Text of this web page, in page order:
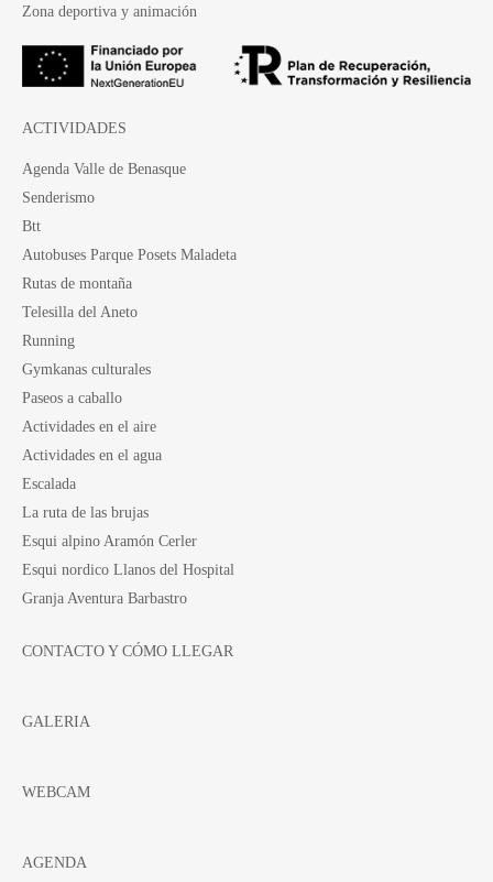
Zona deportiva y animación
ACTIVIDADES
Agenda Valle de Benasque
Senderismo
Btt
Autobuses Parque Posets Maladeta
Rutas de montaña
Telesilla del Aneto
Running
Gymkanas culturales
Paseos a caballo
Actividades en el aire
Actividades en el agua
Escalada
La ruta de las brujas
Esqui alpino Aramón Cerler
Esqui nordico Llanos del Hospital
Granja Aventura Barbastro
CONTACTO Y CÓMO LLEGAR
GALERIA
WEBCAM
AGENDA